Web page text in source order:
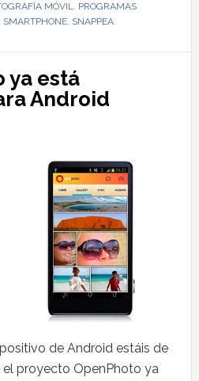
MÓVIL, PROGRAMAS
SMARTPHONE, SNAPPEA
ya está
Android
de Android estáis de
el proyecto OpenPhoto ya